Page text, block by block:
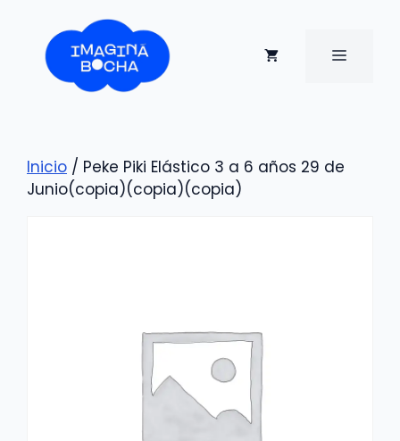
contenido
MENÚ
Inicio / Peke Piki Elástico 3 a 6 años 29 de
Junio(copia)(copia)(copia)